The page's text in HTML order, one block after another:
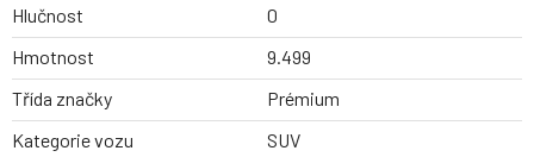
Hlučnost
0
Hmotnost
9.499
Třída značky
Prémium
Kategorie vozu
SUV